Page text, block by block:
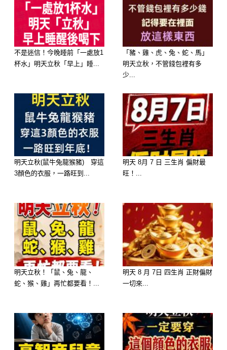
第4名：金牛座
但其實他們非常重視信任。
對金牛來說，願意相信一個人並不容
易，因此一旦認定你是朋友、家人或另
一半，就會毫無保留地付出。然而如果
你欺騙了他、背叛了他，金牛雖然不一
留下。
他們最大的特點不是報復，而是徹底死
不是迷信！今晚睡前「一處放1
杯水」明天立秋「早上」睡...
「豬、雞、虎、兔、蛇、馬」
明天立秋，不管錢包裡有多
少...
明天立秋(鼠牛兔龍猴豬) 穿這
3顏色的衣服，一路旺到...
明天 8月 7 日 三生肖 偏財最
旺！...
明天立秋！「鼠、兔、龍、
蛇、猴、雞」再忙都要看！...
明天 8 月 7日 四生肖 正財偏財
一切來...